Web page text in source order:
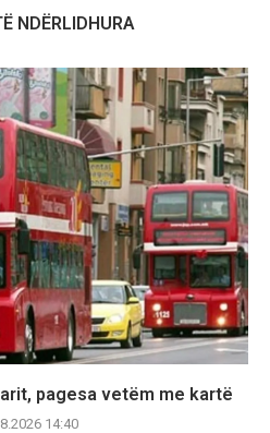
NDËRLIDHURA
pagesa vetëm me kartë
14:40